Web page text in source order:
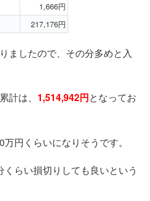
1,666円
217,176円
ましたので、その分多めと入
計は、 1,514,942円となってお
円くらいになりそうです。
らい損切りしても良いという